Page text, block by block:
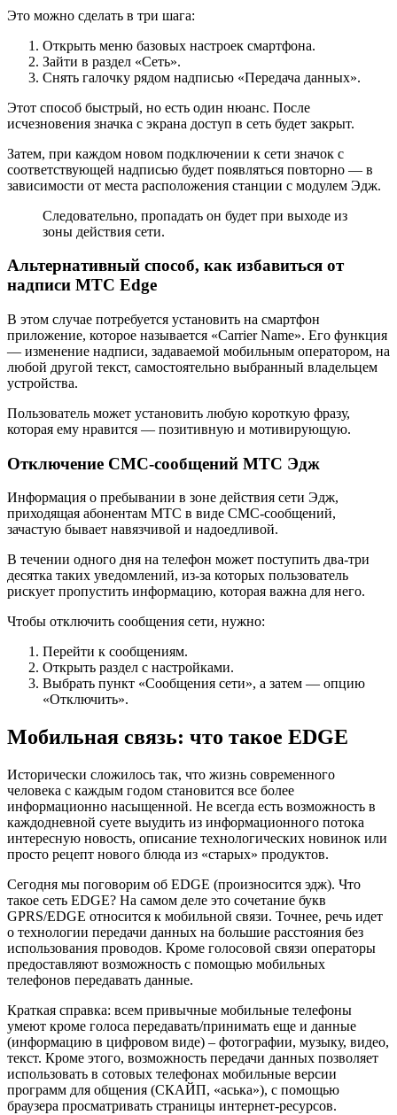
Это можно сделать в три шага:
Открыть меню базовых настроек смартфона.
Зайти в раздел «Сеть».
Снять галочку рядом надписью «Передача данных».
Этот способ быстрый, но есть один нюанс. После
исчезновения значка с экрана доступ в сеть будет закрыт.
Затем, при каждом новом подключении к сети значок с
соответствующей надписью будет появляться повторно — в
зависимости от места расположения станции с модулем Эдж.
Следовательно, пропадать он будет при выходе из
зоны действия сети.
Альтернативный способ, как избавиться от
надписи MTC Edge
В этом случае потребуется установить на смартфон
приложение, которое называется «Carrier Name». Его функция
— изменение надписи, задаваемой мобильным оператором, на
любой другой текст, самостоятельно выбранный владельцем
устройства.
Пользователь может установить любую короткую фразу,
которая ему нравится — позитивную и мотивирующую.
Отключение СМС-сообщений МТС Эдж
Информация о пребывании в зоне действия сети Эдж,
приходящая абонентам МТС в виде СМС-сообщений,
зачастую бывает навязчивой и надоедливой.
В течении одного дня на телефон может поступить два-три
десятка таких уведомлений, из-за которых пользователь
рискует пропустить информацию, которая важна для него.
Чтобы отключить сообщения сети, нужно:
Перейти к сообщениям.
Открыть раздел с настройками.
Выбрать пункт «Сообщения сети», а затем — опцию
«Отключить».
Мобильная связь: что такое EDGE
Исторически сложилось так, что жизнь современного
человека с каждым годом становится все более
информационно насыщенной. Не всегда есть возможность в
каждодневной суете выудить из информационного потока
интересную новость, описание технологических новинок или
просто рецепт нового блюда из «старых» продуктов.
Сегодня мы поговорим об EDGE (произносится эдж). Что
такое сеть EDGE? На самом деле это сочетание букв
GPRS/EDGE относится к мобильной связи. Точнее, речь идет
о технологии передачи данных на большие расстояния без
использования проводов. Кроме голосовой связи операторы
предоставляют возможность с помощью мобильных
телефонов передавать данные.
Краткая справка: всем привычные мобильные телефоны
умеют кроме голоса передавать/принимать еще и данные
(информацию в цифровом виде) – фотографии, музыку, видео,
текст. Кроме этого, возможность передачи данных позволяет
использовать в сотовых телефонах мобильные версии
программ для общения (СКАЙП, «аська»), с помощью
браузера просматривать страницы интернет-ресурсов.